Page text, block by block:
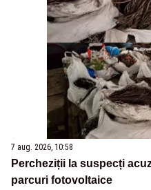
7 aug. 2026, 10:58
Percheziții la suspecți
parcuri fotovoltaice